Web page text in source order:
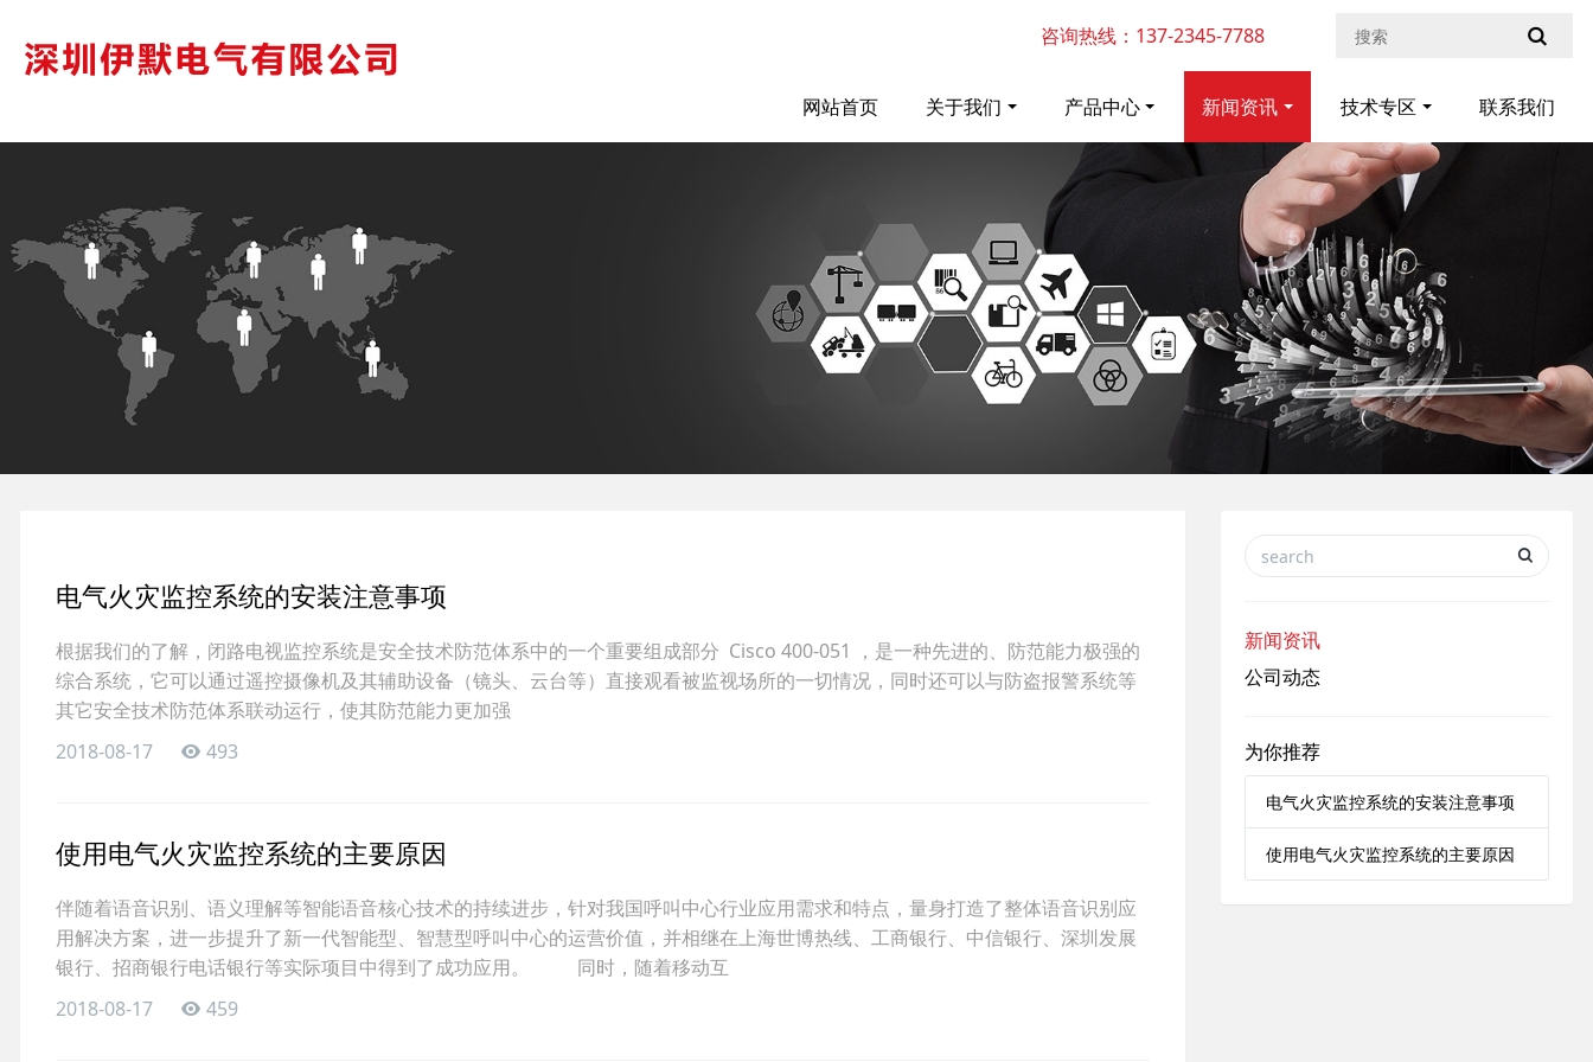
咨询热线：137-2345-7788
网站首页 关于我们 产品中心 新闻资讯 技术专区 联系我们
电气火灾监控系统的安装注意事项
根据我们的了解，闭路电视监控系统是安全技术防范体系中的一个重要组成部分 Cisco 400-051 ，是一种先进的、防范能力极强的
综合系统，它可以通过遥控摄像机及其辅助设备（镜头、云台等）直接观看被监视场所的一切情况，同时还可以与防盗报警系统等
其它安全技术防范体系联动运行，使其防范能力更加强
2018-08-17
493
使用电气火灾监控系统的主要原因
伴随着语音识别、语义理解等智能语音核心技术的持续进步，针对我国呼叫中心行业应用需求和特点，量身打造了整体语音识别应
用解决方案，进一步提升了新一代智能型、智慧型呼叫中心的运营价值，并相继在上海世博热线、工商银行、中信银行、深圳发展
银行、招商银行电话银行等实际项目中得到了成功应用。 同时，随着移动互
2018-08-17
459
新闻资讯
公司动态
为你推荐
电气火灾监控系统的安装注意事项
使用电气火灾监控系统的主要原因